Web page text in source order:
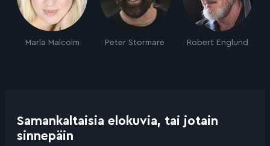
Marla Malcolm Peter Stormare Robert Englund
Samankaltaisia elokuvia, tai jotain
sinnepäin